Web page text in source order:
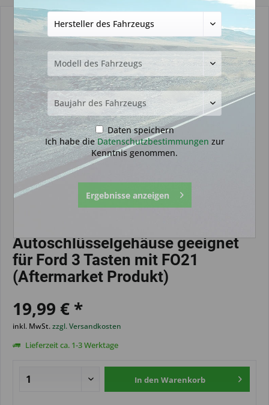
Autoschlüsselgehäuse geeignet
für Ford 3 Tasten mit FO21
(Aftermarket Produkt)
19,99 € *
inkl. MwSt.zzgl. Versandkosten
Lieferzeit ca. 1-3 Werktage
In den Warenkorb
Daten speichern
Ich habe dieDatenschutzbestimmungen zur
Kenntnis genommen.
Ergebnisse anzeigen